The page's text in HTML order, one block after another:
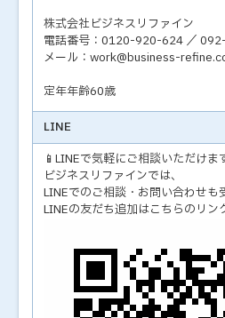
株式会社ビジネスリファイン
電話番号：0120-920-624 ／
メール：work@business-
定年年齢60歳
LINE
📱LINEで気軽にご相談いただけま
ビジネスリファインでは、
LINEでのご相談・お問い合わせも
LINEの友だち追加はこちらのリン